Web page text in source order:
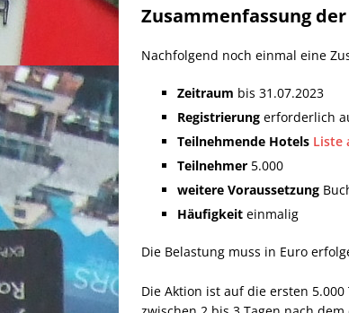
Zusammenfassung
Nachfolgend noch einmal eine
Zeitraum bis 31.07.2023
Registrierung erforderlich
Teilnehmende Hotels Liste
Teilnehmer 5.000
weitere Voraussetzung
Häufigkeit einmalig
Die Belastung muss in Euro
Die Aktion ist auf die ersten